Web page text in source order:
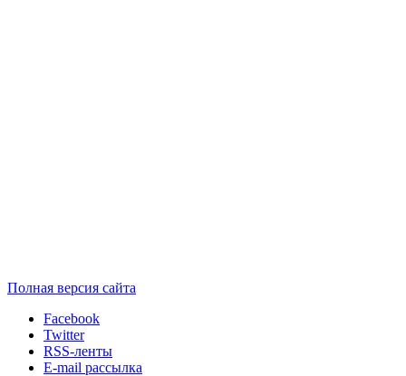
Полная версия сайта
Facebook
Twitter
RSS-ленты
E-mail рассылка